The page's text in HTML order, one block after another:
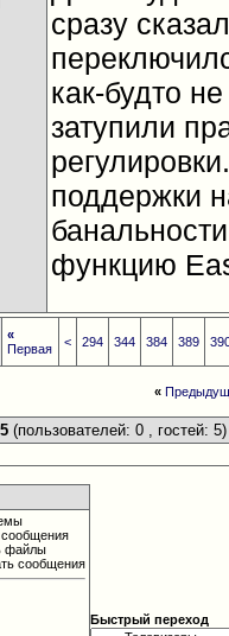
сразу
как-будто
затупили
поддержки
функцию
«
Первая
< 294 344 384 389
«
(пользователей: 0 , гостей: 5)
сообщения
файлы
сообщения
Быстрый переход